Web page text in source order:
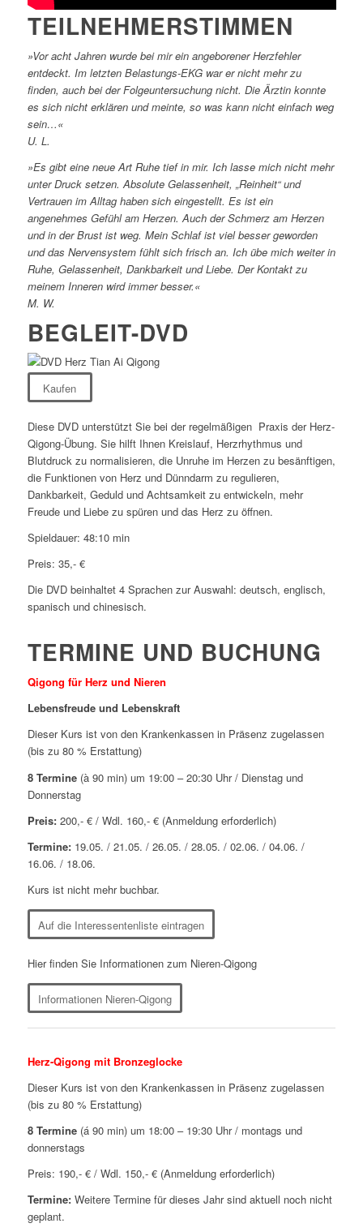
TEILNEHMERSTIMMEN
»Vor acht Jahren wurde bei mir ein angeborener Herzfehler
entdeckt. Im letzten Belastungs-EKG war er nicht mehr zu
finden, auch bei der Folgeuntersuchung nicht. Die Ärztin konnte
es sich nicht erklären und meinte, so was kann nicht einfach weg
sein…«
U. L.
»Es gibt eine neue Art Ruhe tief in mir. Ich lasse mich nicht mehr
unter Druck setzen. Absolute Gelassenheit, „Reinheit“ und
Vertrauen im Alltag haben sich eingestellt. Es ist ein
angenehmes Gefühl am Herzen. Auch der Schmerz am Herzen
und in der Brust ist weg. Mein Schlaf ist viel besser geworden
und das Nervensystem fühlt sich frisch an. Ich übe mich weiter in
Ruhe, Gelassenheit, Dankbarkeit und Liebe. Der Kontakt zu
meinem Inneren wird immer besser.«
M. W.
BEGLEIT-DVD
Kaufen
Diese DVD unterstützt Sie bei der regelmäßigen Praxis der Herz-
Qigong-Übung. Sie hilft Ihnen Kreislauf, Herzrhythmus und
Blutdruck zu normalisieren, die Unruhe im Herzen zu besänftigen,
die Funktionen von Herz und Dünndarm zu regulieren,
Dankbarkeit, Geduld und Achtsamkeit zu entwickeln, mehr
Freude und Liebe zu spüren und das Herz zu öffnen.
Spieldauer: 48:10 min
Preis: 35,- €
Die DVD beinhaltet 4 Sprachen zur Auswahl: deutsch, englisch,
spanisch und chinesisch.
TERMINE UND BUCHUNG
Qigong für Herz und Nieren
Lebensfreude und Lebenskraft
Dieser Kurs ist von den Krankenkassen in Präsenz zugelassen
(bis zu 80 % Erstattung)
8 Termine(à 90 min) um 19:00 – 20:30 Uhr / Dienstag und
Donnerstag
Preis:200,- € / Wdl. 160,- € (Anmeldung erforderlich)
Termine: 19.05. / 21.05. / 26.05. / 28.05. / 02.06. / 04.06. /
16.06. / 18.06.
Kurs ist nicht mehr buchbar.
Auf die Interessentenliste eintragen
Hier finden Sie Informationen zum Nieren-Qigong
Informationen Nieren-Qigong
Herz-Qigong mit Bronzeglocke
Dieser Kurs ist von den Krankenkassen in Präsenz zugelassen
(bis zu 80 % Erstattung)
8 Termine(á 90 min) um 18:00 – 19:30 Uhr / montags und
donnerstags
Preis: 190,- € / Wdl. 150,- € (Anmeldung erforderlich)
Termine: Weitere Termine für dieses Jahr sind aktuell noch nicht
geplant.